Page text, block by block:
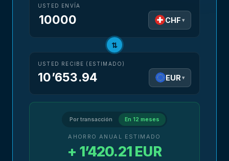
USTED ENVÍA
CHF ▾
⇅
USTED RECIBE (ESTIMADO)
10’653.94 EUR ▾
Por transacción En 12 meses
AHORRO ANUAL ESTIMADO
+ 1’420.21 EUR